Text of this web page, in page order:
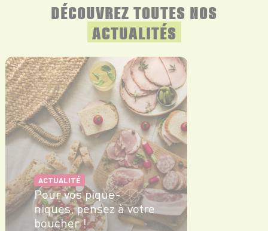
DÉCOUVREZ TOUTES NOS
ACTUALITÉS
ACTUALITÉ
Pour vos pique-
niques, pensez à votre
boucher !